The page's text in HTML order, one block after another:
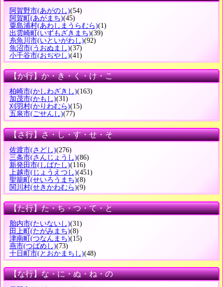
阿賀野市(あがのし)(54)
阿賀町(あがまち)(45)
粟島浦村(あわしまうらむら)(1)
出雲崎町(いずもざきまち)(39)
糸魚川市(いといがわし)(92)
魚沼市(うおぬまし)(37)
小千谷市(おぢやし)(41)
【か行】か・き・く・け・こ
柏崎市(かしわざきし)(163)
加茂市(かもし)(31)
刈羽村(かりわむら)(15)
五泉市(ごせんし)(77)
【さ行】さ・し・す・せ・そ
佐渡市(さどし)(276)
三条市(さんじょうし)(86)
新発田市(しばたし)(116)
上越市(じょうえつし)(451)
聖籠町 (せいろうまち)(8)
関川村(せきかわむら)(9)
【た行】た・ち・つ・て・と
胎内市(たいないし)(31)
田上町 (たがみまち)(8)
津南町 (つなんまち)(15)
燕市(つばめし)(73)
十日町市(とおかまちし)(48)
【な行】な・に・ぬ・ね・の